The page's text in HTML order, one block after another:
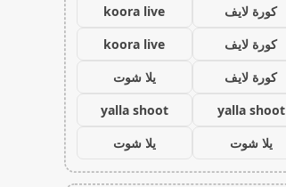
كورة لايف
koora live
كورة لايف
koora live
كورة لايف
يلا شوت
yalla shoot
yalla shoot
يلا شوت
يلا شوت